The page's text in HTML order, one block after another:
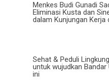
Menkes Budi Gunadi
Eliminasi Kusta dan
dalam Kunjungan Kerja
Sehat & Peduli
untuk wujudkan Bandar
ini